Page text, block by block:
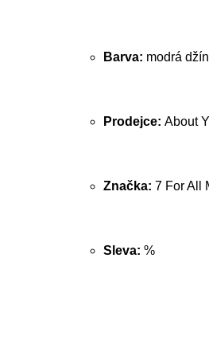
Barva: modrá
Prodejce: About
Značka: 7 For All
Sleva: %